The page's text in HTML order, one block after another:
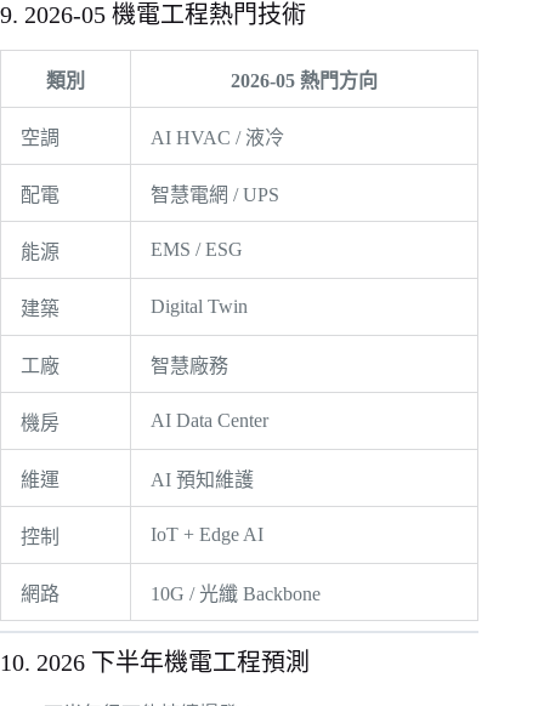
9. 2026-05 機電工程熱門技術
類別 2026-05 熱門方向
空調 AI HVAC / 液冷
配電 智慧電網 / UPS
能源 EMS / ESG
建築 Digital Twin
工廠 智慧廠務
機房 AI Data Center
維運 AI 預知維護
控制 IoT + Edge AI
網路 10G / 光纖 Backbone
10. 2026 下半年機電工程預測